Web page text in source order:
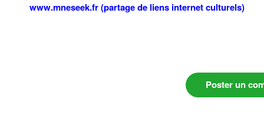
www.mneseek.fr (partage de liens internet culturels)
Poster un